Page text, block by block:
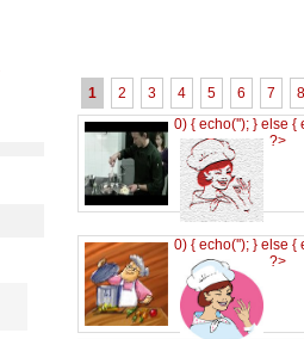
1 2 3 4 5 6 7
8
0) { echo(''); } else {
?>
0) { echo(''); } else {
?>